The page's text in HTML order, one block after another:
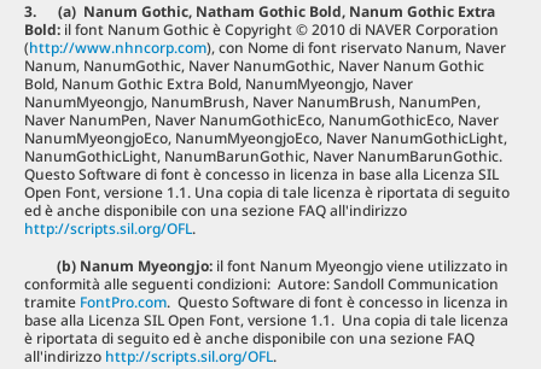
3. (a) Nanum Gothic, Natham Gothic Bold, Nanum Gothic Extra
Bold: il font Nanum Gothic è Copyright © 2010 di NAVER Corporation
(http://www.nhncorp.com), con Nome di font riservato Nanum, Naver
Nanum, NanumGothic, Naver NanumGothic, Naver Nanum Gothic
Bold, Nanum Gothic Extra Bold, NanumMyeongjo, Naver
NanumMyeongjo, NanumBrush, Naver NanumBrush, NanumPen,
Naver NanumPen, Naver NanumGothicEco, NanumGothicEco, Naver
NanumMyeongjoEco, NanumMyeongjoEco, Naver NanumGothicLight,
NanumGothicLight, NanumBarunGothic, Naver NanumBarunGothic.
Questo Software di font è concesso in licenza in base alla Licenza SIL
Open Font, versione 1.1. Una copia di tale licenza è riportata di seguito
ed è anche disponibile con una sezione FAQ all'indirizzo
http://scripts.sil.org/OFL.
(b) Nanum Myeongjo: il font Nanum Myeongjo viene utilizzato in
conformità alle seguenti condizioni: Autore: Sandoll Communication
tramite FontPro.com. Questo Software di font è concesso in licenza in
base alla Licenza SIL Open Font, versione 1.1. Una copia di tale licenza
è riportata di seguito ed è anche disponibile con una sezione FAQ
all'indirizzo http://scripts.sil.org/OFL.